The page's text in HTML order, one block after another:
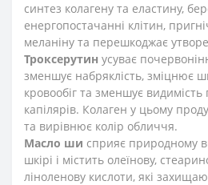
синтез колагену та еластину,
енергопостачанні клітин,
меланіну та перешкоджає
Троксерутин усуває
зменшує набряклість, зміцнює
кровообіг та зменшує
капілярів. Колаген у цьому
та вирівнює колір обличчя.
Масло ши сприяє природному
шкірі і містить олеїнову,
ліноленову кислоти, які